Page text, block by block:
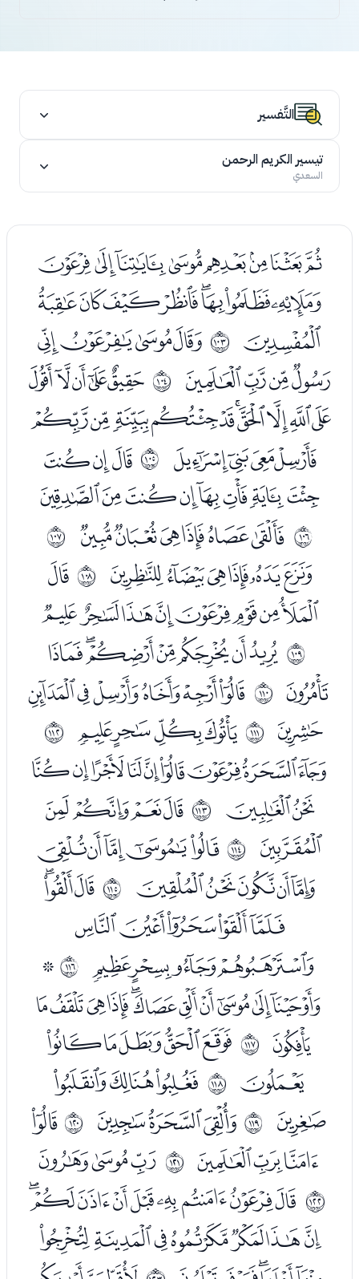
التَّفسير
تيسير الكريم الرحمن
السعدي
ﯟﯠﯡﯢﯣﯤﯥﯦ
ﯧﯨﯩﯪﯫﯬﯭﯮ
ﯯ ﱦ ﯱﯲﯳﯴ
ﯵﯶﯷﯸ ﱧ ﭑﭒﭓﭔﭕ
ﭖﭗﭘﭙﭚﭛﭜﭝﭞﭟ
ﭠﭡﭢﭣ ﱨ ﭥﭦﭧ
ﭨﭩﭪﭫﭬﭭﭮﭯ
ﱩ ﭱﭲﭳﭴﭵﭶ ﱪ
ﭸﭹﭺﭻﭼﭽ ﱫ ﭿ
ﮀﮁﮂﮃﮄﮅﮆﮇ
ﱬ ﮉﮊﮋﮌﮍﮎﮏ
ﮐ ﱭ ﮒﮓﮔﮕﮖﮗ
ﮘ ﱮ ﮚﮛﮜﮝ ﱯ
ﮟﮠﮡﮢﮣﮤﮥﮦﮧ
ﮨﮩ ﱰ ﮫﮬﮭﮮ
ﮯ ﱱﮱﯓﯔﯕﯖ
ﯗﯘﯙﯚﯛ ﱲ ﯝﯞﯟ
ﯠﯡﯢﯣﯤ
ﯥﯦﯧﯨ ﱳﯪ
ﯫﯬﯭﯮﯯﯰﯱﯲﯳﯴﯵ
ﯶ ﱴ ﯸﯹﯺﯻﯼ
ﯽ ﱵ ﯿﰀﰁ
ﰂ ﱶﰄﰅﰆ ﱷﭑ
ﭒﭓﭔ ﱸ ﭖﭗﭘ
ﱹ ﭚﭛﭜﭝﭞﭟﭠﭡﭢ
ﭣﭤﭥﭦﭧﭨﭩ